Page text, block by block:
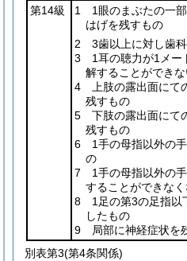
第14級
1 1眼のまぶたの一
はげを残すもの
2 3歯以上に対し歯
3 1耳の聴力が1メー
解することができ
4 上肢の露出面にて
残すもの
5 下肢の露出面にて
残すもの
6 1手の母指以外の手
の
7 1手の母指以外の手
することができな
8 1足の第3の足指以
したもの
9 局部に神経症状を
別表第3(第4条関係)